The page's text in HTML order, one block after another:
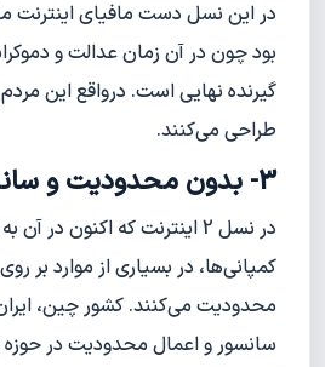
در این نسل دست مافیای اینترنت
بود چون در آن زمان عدالت و
گیرنده نهایی است. درواقع این
طراحی می‌کنند.
3- بدون محدودیت و سانسور
در نسل 2 اینترنت که اکنون
کمپانی‌ها، در بسیاری از موارد بر
محدودیت می‌کنند. کشور چین،
سانسور و اعمال محدودیت در حوزه